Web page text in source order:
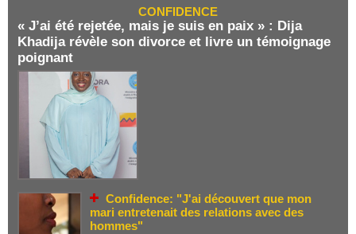
CONFIDENCE
« J’ai été rejetée, mais je suis en paix » : Dija
Khadija révèle son divorce et livre un témoignage
poignant
Confidence: "J'ai découvert que mon
mari entretenait des relations avec des
hommes"